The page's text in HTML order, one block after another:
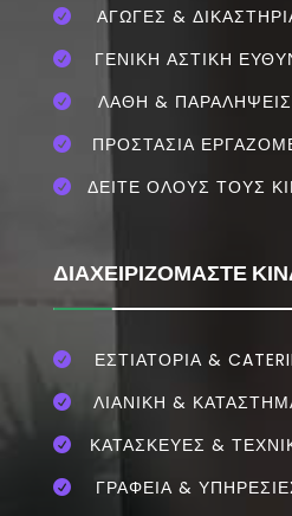
 ΑΓΩΓΕΣ &
 ΓΕΝΙΚΗ ΑΣΤΙΚΗ
 ΛΑΘΗ & ΠΑΡΑΛΗΨΕΙΣ
 ΠΡΟΣΤΑΣΙΑ
 ΔΕΙΤΕ ΟΛΟΥΣ ΤΟΥΣ
ΔΙΑΧΕΙΡΙΖΟΜΑΣΤΕ
 ΕΣΤΙΑΤΌΡΙΑ &
 ΛΙΑΝΙΚΗ &
 ΚΑΤΑΣΚΕΥΕΣ &
 ΓΡΑΦΕΙΑ &